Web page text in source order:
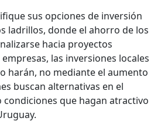
sus opciones de inversión
ladrillos, donde el ahorro de los
hacia proyectos
las inversiones locales
harán, no mediante el aumento
buscan alternativas en el
condiciones que hagan atractivo